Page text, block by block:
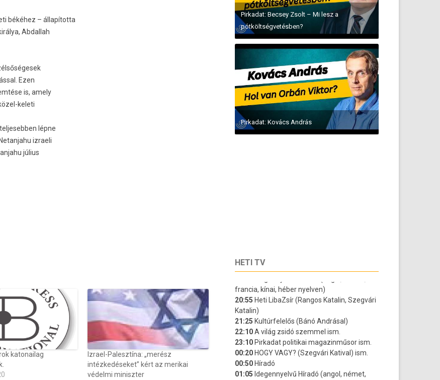
békéhez – állapította
Ab­dal­lah
Ezen
is, amely
keleti
lépne
iz­raeli
július
katonailag
Izrael-Palesztína: „merész
intézkedéseket” kért az merikai
védelmi miniszter
Pirkadat: Becsey Zsolt – Mi lesz a
pótköltségvetésben?
Pirkadat: Kovács András
HETI TV